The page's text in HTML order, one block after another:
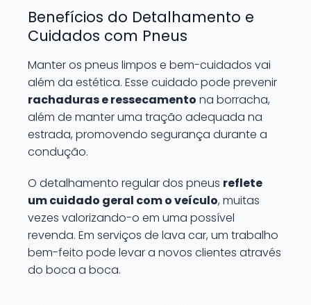
Benefícios do Detalhamento e
Cuidados com Pneus
Manter os pneus limpos e bem-cuidados vai
além da estética. Esse cuidado pode prevenir
rachaduras e ressecamento na borracha,
além de manter uma tração adequada na
estrada, promovendo segurança durante a
condução.
O detalhamento regular dos pneus reflete
um cuidado geral com o veículo, muitas
vezes valorizando-o em uma possível
revenda. Em serviços de lava car, um trabalho
bem-feito pode levar a novos clientes através
do boca a boca.